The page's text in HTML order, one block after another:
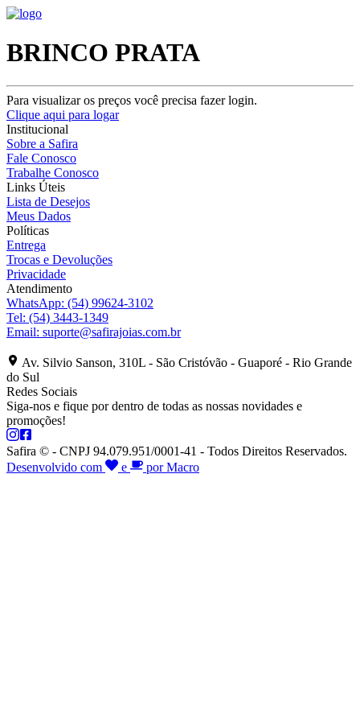
BRINCO PRATA
Para visualizar os preços você precisa fazer login.
Clique aqui para logar
Institucional
Sobre a Safira
Fale Conosco
Trabalhe Conosco
Links Úteis
Lista de Desejos
Meus Dados
Políticas
Entrega
Trocas e Devoluções
Privacidade
Atendimento
WhatsApp: (54) 99624-3102
Tel: (54) 3443-1349
Email: suporte@safirajoias.com.br
Av. Silvio Sanson, 310L - São Cristóvão - Guaporé - Rio Grande
do Sul
Redes Sociais
Siga-nos e fique por dentro de todas as nossas novidades e
promoções!
Safira © - CNPJ 94.079.951/0001-41 - Todos Direitos Reservados.
Desenvolvido com
e por Macro